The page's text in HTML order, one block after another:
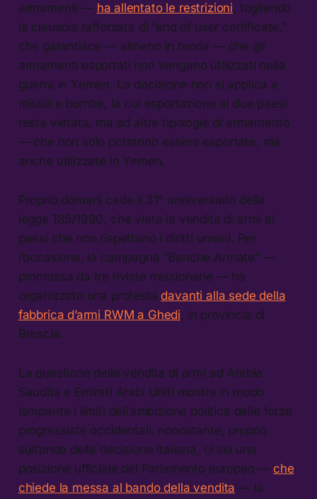
armamenti — ha allentato le restrizioni, togliendo
la clausola rafforzata di “end of user certificate,”
che garantisce — almeno in teoria — che gli
armamenti esportati non vengano utilizzati nella
guerra in Yemen. La decisione non si applica a
missili e bombe, la cui esportazione ai due paesi
resta vietata, ma ad altre tipologie di armamento
— che non solo potranno essere esportate, ma
anche utilizzate in Yemen.
Proprio domani cade il 31° anniversario della
legge 185/1990, che vieta la vendita di armi ai
paesi che non rispettano i diritti umani. Per
l’occasione, la campagna “Banche Armate” —
promossa da tre riviste missionarie — ha
organizzato una protesta davanti alla sede della
fabbrica d’armi RWM a Ghedi, in provincia di
Brescia.
La questione della vendita di armi ad Arabia
Saudita e Emirati Arabi Uniti mostra in modo
lampante i limiti dell’ambizione politica delle forze
progressiste occidentali: nonostante, proprio
sull’onda della decisione italiana, ci sia una
posizione ufficiale del Parlamento europeo — che
chiede la messa al bando della vendita — la